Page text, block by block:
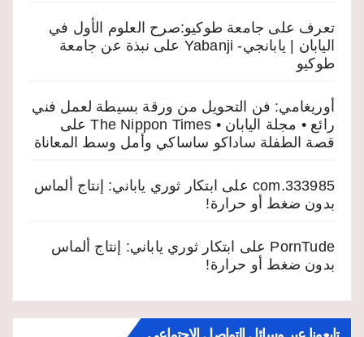
تعرف على جامعة طوكيو:صرح العلوم الأول في
اليابان | يابانجي- Yabanji
على نبذة عن جامعة
طوكيو
أوريغامي: فن التحويل من ورقة بسيطة لعمل فني
رائع • مجلة اليابان • The Nippon Times
على
قصة الطفلة ساداكو ساساكي وأمل وسط المعاناة
333985.com على ابتكار ثوري ياباني: إنتاج ألماس
بدون ضغط أو حرارة!
PornTude على
ابتكار ثوري ياباني: إنتاج ألماس
بدون ضغط أو حرارة!